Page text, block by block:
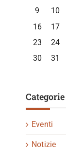
9
10
16
17
23
24
30
31
Categorie
Eventi
Notizie